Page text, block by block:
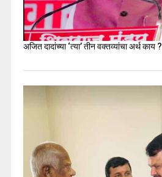
अजित दादांच्या ‘त्या’ तीन वक्तव्यांचा अर्थ काय ?